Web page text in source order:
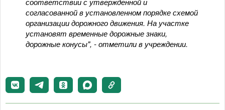
согласованной в установленном порядке схемой
организации дорожного движения. На участке
установят временные дорожные знаки,
дорожные конусы", - отметили в учреждении.